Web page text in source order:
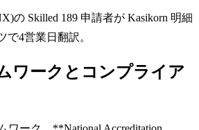
の Skilled 189 申請者が Kasikorn 明細
で4営業日翻訳。
ワークとコンプライア